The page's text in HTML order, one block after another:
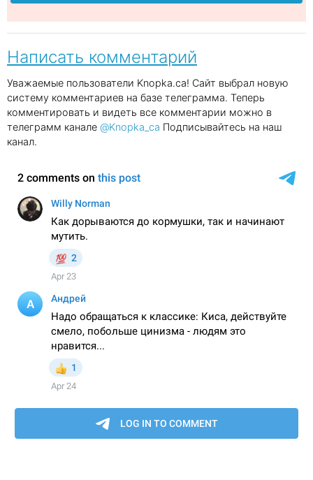
Написать комментарий
Уважаемые пользователи Knopka.ca! Сайт выбрал новую
систему комментариев на базе телеграмма. Теперь
комментировать и видеть все комментарии можно в
телеграмм канале @Knopka_ca Подписывайтесь на наш
канал.